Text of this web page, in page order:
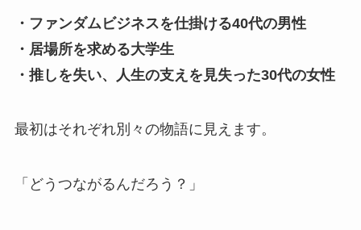
・ファンダムビジネスを仕掛ける40代の男性
・居場所を求める大学生
・推しを失い、人生の支えを見失った30代の女性
最初はそれぞれ別々の物語に見えます。
「どうつながるんだろう？」